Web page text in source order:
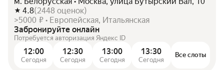
4.8(2448 оценок)
>5000 ₽ • Европейская, Итальянская
Забронируйте онлайн
Потребуется авторизация Яндекс ID
12:00
Сегодня
12:30
Сегодня
13:00
Сегодня
13:30
Сегодня
Все слоты